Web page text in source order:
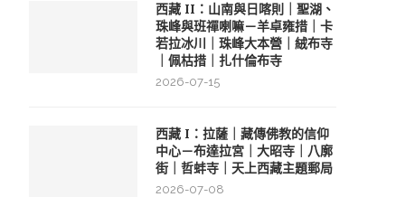
西藏 II：山南與日喀則｜聖湖、
珠峰與班禪喇嘛－羊卓雍措｜卡
若拉冰川｜珠峰大本營｜絨布寺
｜佩枯措｜扎什倫布寺
2026-07-15
西藏 I：拉薩｜藏傳佛教的信仰
中心－布達拉宮｜大昭寺｜八廓
街｜哲蚌寺｜天上西藏主題郵局
2026-07-08